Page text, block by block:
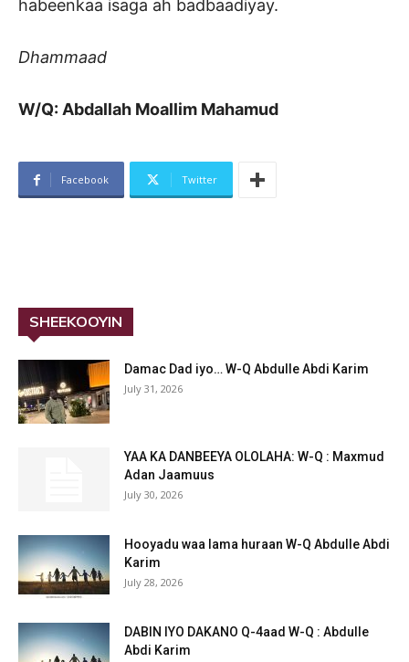
habeenkaa isaga ah badbaadiyay.
Dhammaad
W/Q: Abdallah Moallim Mahamud
Facebook Twitter
SHEEKOOYIN
Damac Dad iyo… W-Q Abdulle Abdi Karim
July 31, 2026
YAA KA DANBEEYA OLOLAHA: W-Q : Maxmud
Adan Jaamuus
July 30, 2026
Hooyadu waa lama huraan W-Q Abdulle Abdi
Karim
July 28, 2026
DABIN IYO DAKANO Q-4aad W-Q : Abdulle
Abdi Karim